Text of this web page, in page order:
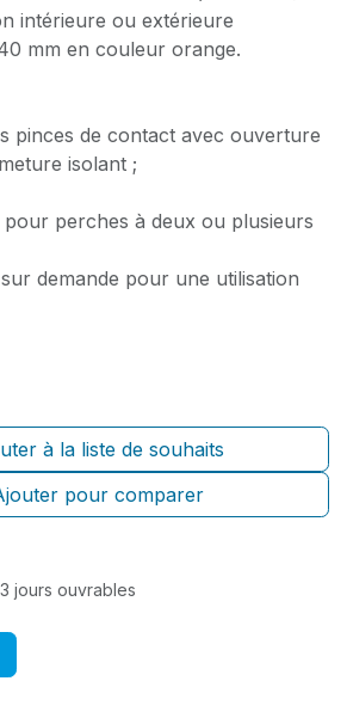
intérieure ou extérieure
mm en couleur orange.
pinces de contact avec ouverture
isolant ;
perches à deux ou plusieurs
demande pour une utilisation
pour comparer
à la liste de souhaits
jours ouvrables